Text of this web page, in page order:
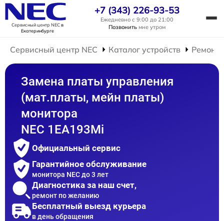
Сервисный центр NECв
Екатеринбурге
+7 (343) 226-93-53
Ежедневно с 9:00 до 21:00
Позвонить мне утром
Сервисный центр NEC Каталог устройств Ремонт
Замена платы управления
(мат.платы, мейн платы)
монитора
NEC 1EA193Mi
Официальный сервис
Гарантийное обслуживание
монитора NEC до 3 лет
Диагностика за наш счет,
ремонт по желанию
Бесплатный выезд курьера
в день обращения